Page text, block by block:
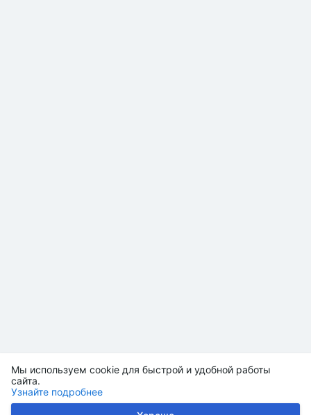
Мы используем cookie для быстрой и удобной работы
сайта.
Узнайте подробнее